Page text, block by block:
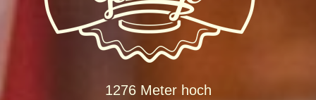
1276 Meter hoch